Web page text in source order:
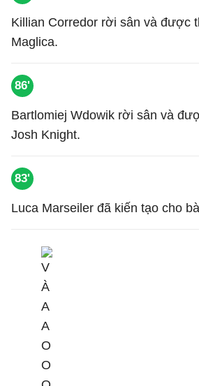
Killian Corredor rời sân và được
Maglica.
86'
Bartlomiej Wdowik rời sân và
Josh Knight.
83'
Luca Marseiler đã kiến tạo cho